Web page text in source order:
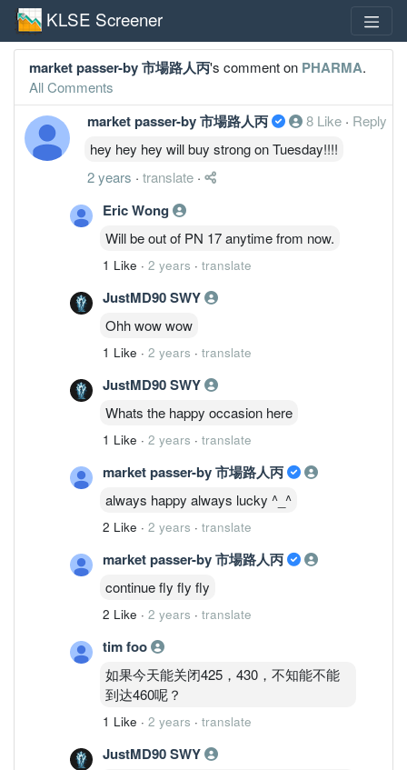
KLSE Screener
market passer-by 市場路人丙's comment on PHARMA.
All Comments
market passer-by 市場路人丙 8 Like · Reply
hey hey hey will buy strong on Tuesday!!!!
2 years · translate ·
Eric Wong
Will be out of PN 17 anytime from now.
1 Like · 2 years · translate
JustMD90 SWY
Ohh wow wow
1 Like · 2 years · translate
JustMD90 SWY
Whats the happy occasion here
1 Like · 2 years · translate
market passer-by 市場路人丙
always happy always lucky ^_^
2 Like · 2 years · translate
market passer-by 市場路人丙
continue fly fly fly
2 Like · 2 years · translate
tim foo
如果今天能关闭425，430，不知能不能
到达460呢？
1 Like · 2 years · translate
JustMD90 SWY